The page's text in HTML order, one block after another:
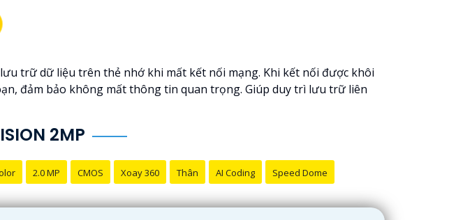
an toàn an ninh cho gia đình và công việc của bạn. Bạn có thể tìm
thiết bị an ninh.
trữ dữ liệu trên thẻ nhớ khi mất kết nối mạng. Khi kết nối được khôi
đảm bảo không mất thông tin quan trọng. Giúp duy trì lưu trữ liên
2MP
2.0 MP CMOS Xoay 360 Thân AI Coding Speed Dome